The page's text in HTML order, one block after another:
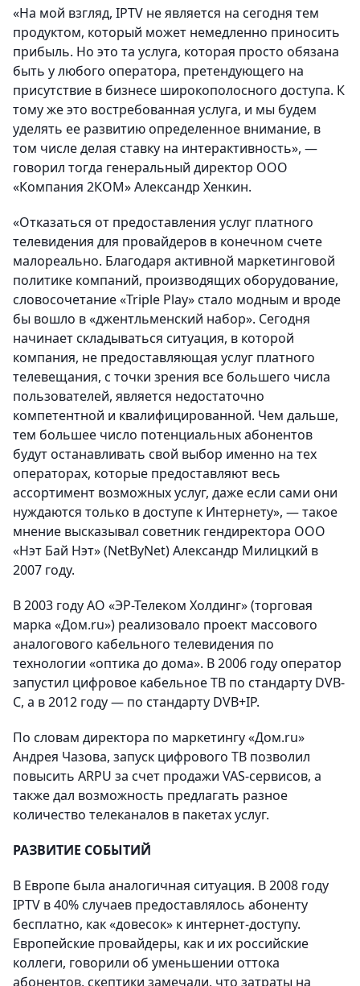
«На мой взгляд, IPTV не является на сегодня тем
продуктом, который может немедленно приносить
прибыль. Но это та услуга, которая просто обязана
быть у любого оператора, претендующего на
присутствие в бизнесе широкополосного доступа. К
тому же это востребованная услуга, и мы будем
уделять ее развитию определенное внимание, в
том числе делая ставку на интерактивность», —
говорил тогда генеральный директор ООО
«Компания 2КОМ» Александр Хенкин.
«Отказаться от предоставления услуг платного
телевидения для провайдеров в конечном счете
малореально. Благодаря активной маркетинговой
политике компаний, производящих оборудование,
словосочетание «Triple Play» стало модным и вроде
бы вошло в «джентльменский набор». Сегодня
начинает складываться ситуация, в которой
компания, не предоставляющая услуг платного
телевещания, с точки зрения все большего числа
пользователей, является недостаточно
компетентной и квалифицированной. Чем дальше,
тем большее число потенциальных абонентов
будут останавливать свой выбор именно на тех
операторах, которые предоставляют весь
ассортимент возможных услуг, даже если сами они
нуждаются только в доступе к Интернету», — такое
мнение высказывал советник гендиректора ООО
«Нэт Бай Нэт» (NetByNet) Александр Милицкий в
2007 году.
В 2003 году АО «ЭР-Телеком Холдинг» (торговая
марка «Дом.ru») реализовало проект массового
аналогового кабельного телевидения по
технологии «оптика до дома». В 2006 году оператор
запустил цифровое кабельное ТВ по стандарту DVB-
C, а в 2012 году — по стандарту DVB+IP.
По словам директора по маркетингу «Дом.ru»
Андрея Чазова, запуск цифрового ТВ позволил
повысить ARPU за счет продажи VAS-сервисов, а
также дал возможность предлагать разное
количество телеканалов в пакетах услуг.
РАЗВИТИЕ СОБЫТИЙ
В Европе была аналогичная ситуация. В 2008 году
IPTV в 40% случаев предоставлялось абоненту
бесплатно, как «довесок» к интернет-доступу.
Европейские провайдеры, как и их российские
коллеги, говорили об уменьшении оттока
абонентов, скептики замечали, что затраты на